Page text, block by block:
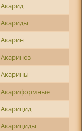
Акарид
Акариды
Акарин
Акариноз
Акарины
Акариформные
Акарицид
Акарициды